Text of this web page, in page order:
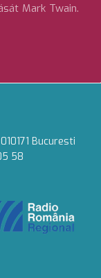
Mark Twain.
Bucuresti
58